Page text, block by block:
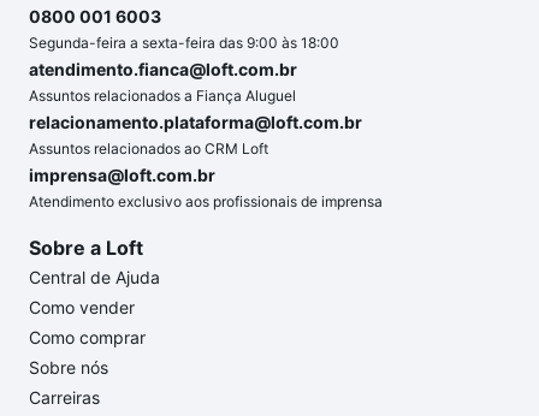
0800 001 6003
Segunda-feira a sexta-feira das 9:00 às 18:00
atendimento.fianca@loft.com.br
Assuntos relacionados a Fiança Aluguel
relacionamento.plataforma@loft.com.br
Assuntos relacionados ao CRM Loft
imprensa@loft.com.br
Atendimento exclusivo aos profissionais de imprensa
Sobre a Loft
Central de Ajuda
Como vender
Como comprar
Sobre nós
Carreiras